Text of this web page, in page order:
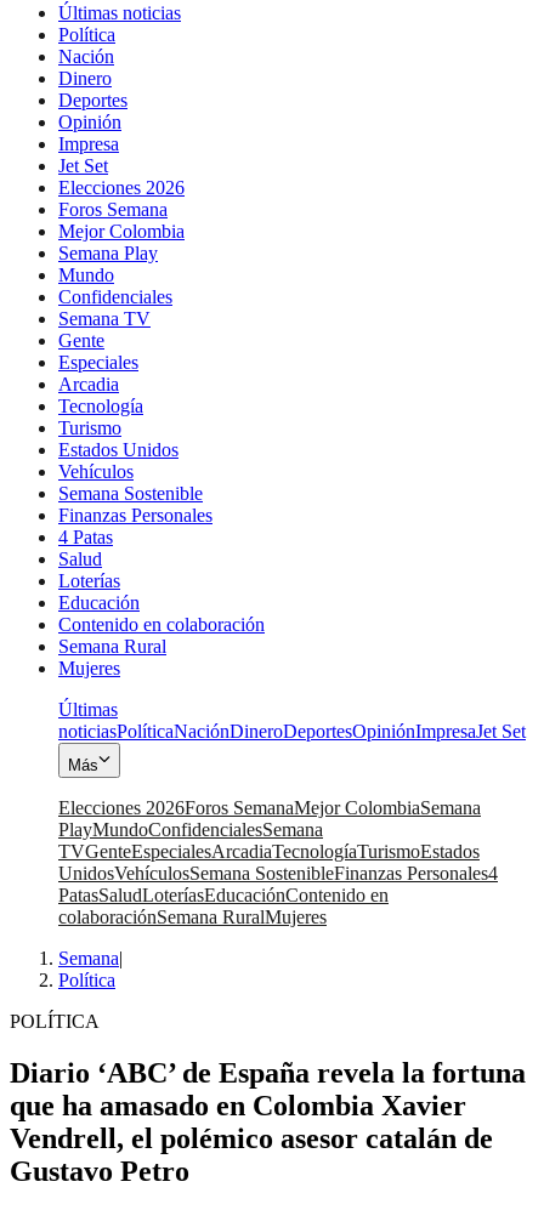
Últimas noticias
Política
Nación
Dinero
Deportes
Opinión
Impresa
Jet Set
Elecciones 2026
Foros Semana
Mejor Colombia
Semana Play
Mundo
Confidenciales
Semana TV
Gente
Especiales
Arcadia
Tecnología
Turismo
Estados Unidos
Vehículos
Semana Sostenible
Finanzas Personales
4 Patas
Salud
Loterías
Educación
Contenido en colaboración
Semana Rural
Mujeres
Últimas
noticiasPolíticaNaciónDineroDeportesOpiniónImpresaJet Set
Más
Elecciones 2026Foros SemanaMejor ColombiaSemana
PlayMundoConfidencialesSemana
TVGenteEspecialesArcadiaTecnologíaTurismoEstados
UnidosVehículosSemana SostenibleFinanzas Personales4
PatasSaludLoteríasEducaciónContenido en
colaboraciónSemana RuralMujeres
Semana|
Política
POLÍTICA
Diario ‘ABC’ de España revela la fortuna
que ha amasado en Colombia Xavier
Vendrell, el polémico asesor catalán de
Gustavo Petro